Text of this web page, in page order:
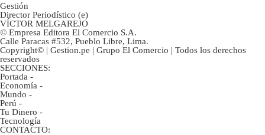
Gestión
Director Periodístico (e)
VÍCTOR MELGAREJO
© Empresa Editora El Comercio S.A.
Calle Paracas #532, Pueblo Libre, Lima.
Copyright© | Gestion.pe | Grupo El Comercio | Todos los derechos
reservados
SECCIONES:
Portada -
Economía -
Mundo -
Perú -
Tu Dinero -
Tecnología
CONTACTO: